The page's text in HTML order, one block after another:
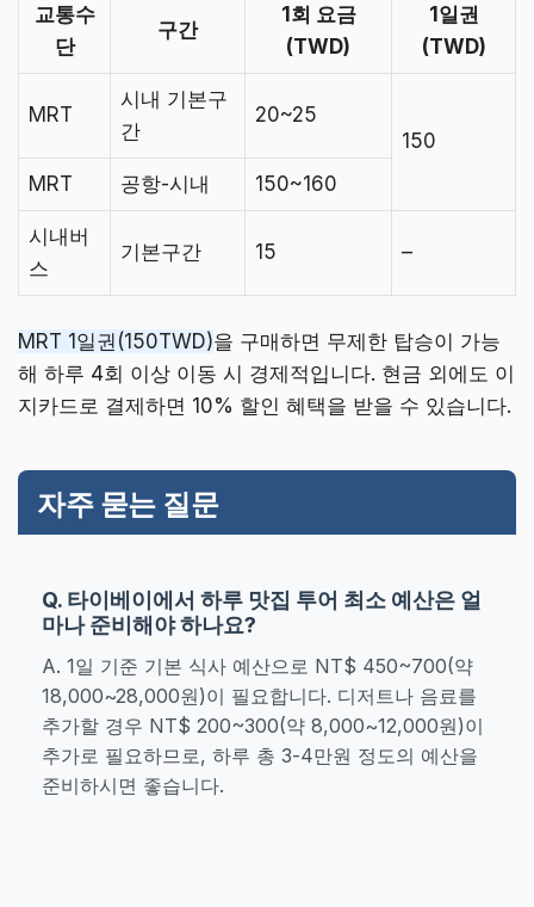
교통수
단
구간
1회 요금
(TWD)
1일권
(TWD)
MRT
시내 기본구
간
20~25
150
MRT
공항-시내 150~160
시내버
스
기본구간 15 –
MRT 1일권(150TWD)을 구매하면 무제한 탑승이 가능
해 하루 4회 이상 이동 시 경제적입니다. 현금 외에도 이
지카드로 결제하면 10% 할인 혜택을 받을 수 있습니다.
자주 묻는 질문
Q. 타이베이에서 하루 맛집 투어 최소 예산은 얼
마나 준비해야 하나요?
A. 1일 기준 기본 식사 예산으로 NT$ 450~700(약
18,000~28,000원)이 필요합니다. 디저트나 음료를
추가할 경우 NT$ 200~300(약 8,000~12,000원)이
추가로 필요하므로, 하루 총 3-4만원 정도의 예산을
준비하시면 좋습니다.